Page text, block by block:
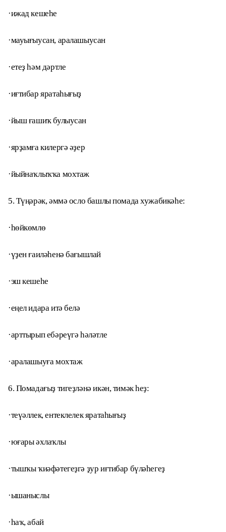
·ижад кешеһе
·мауығыусан, аралашыусан
·етеҙ һәм дәртле
·иғтибар яратаһығыҙ
·йыш ғашиҡ булыусан
·ярҙамға килергә әҙер
·йыйнаҡлыҡҡа мохтаж
5. Түңәрәк, әммә осло башлы помада хужабикәһе:
·һөйкөмлө
·үҙен ғаиләһенә бағышлай
·эш кешеһе
·еңел идара итә белә
·арттырып ебәреүгә һәләтле
·аралашыуға мохтаж
6. Помадағыҙ тигеҙләнә икән, тимәк һеҙ:
·теүәллек, ентеклелек яратаһығыҙ
·юғары әхлаҡлы
·тышҡы ҡиәфәтегеҙгә ҙур иғтибар бүләһегеҙ
·ышаныслы
·һаҡ, абай